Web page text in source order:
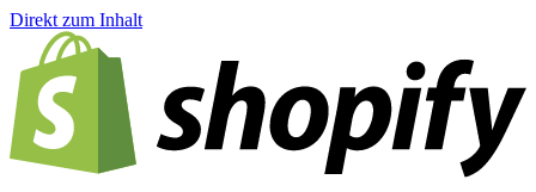
Direkt zum Inhalt